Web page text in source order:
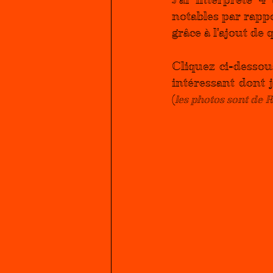
notables par
grâce à l'ajout de
Cliquez ci-
intéressant dont
(les photos sont de